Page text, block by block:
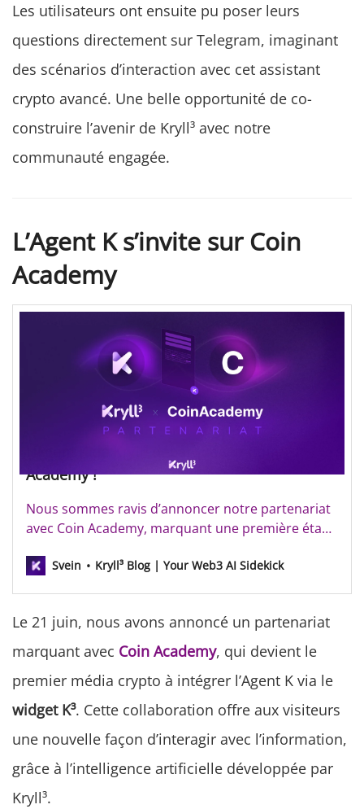
Les utilisateurs ont ensuite pu poser leurs
questions directement sur Telegram, imaginant
des scénarios d’interaction avec cet assistant
crypto avancé. Une belle opportunité de co-
construire l’avenir de Kryll³ avec notre
communauté engagée.
L’Agent K s’invite sur Coin
Academy
Academy !
Nous sommes ravis d’annoncer notre partenariat
avec Coin Academy, marquant une première étape
expérience de navigation inédite, l’agent K se
une toute nouve…
Svein Kryll³ Blog | Your Web3 AI Sidekick
Le 21 juin, nous avons annoncé un partenariat
marquant avec Coin Academy, qui devient le
premier média crypto à intégrer l’Agent K via le
widget K³. Cette collaboration offre aux visiteurs
une nouvelle façon d’interagir avec l’information,
grâce à l’intelligence artificielle développée par
Kryll³.